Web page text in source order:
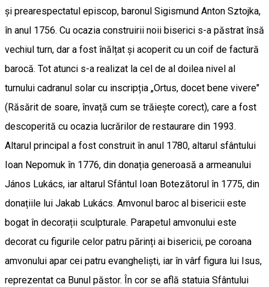
și prearespectatul episcop, baronul Sigismund Anton Sztojka,
în anul 1756. Cu ocazia construirii noii biserici s-a păstrat însă
vechiul turn, dar a fost înălțat și acoperit cu un coif de factură
barocă. Tot atunci s-a realizat la cel de al doilea nivel al
turnului cadranul solar cu inscripția „Ortus, docet bene vivere"
(Răsărit de soare, învață cum se trăiește corect), care a fost
descoperită cu ocazia lucrărilor de restaurare din 1993.
Altarul principal a fost construit în anul 1780, altarul sfântului
Ioan Nepomuk în 1776, din donația generoasă a armeanului
János Lukács, iar altarul Sfântul Ioan Botezătorul în 1775, din
donațiile lui Jakab Lukács. Amvonul baroc al bisericii este
bogat în decorații sculpturale. Parapetul amvonului este
decorat cu figurile celor patru părinți ai bisericii, pe coroana
amvonului apar cei patru evangheliști, iar în vârf figura lui Isus,
reprezentat ca Bunul păstor. În cor se află statuia Sfântului